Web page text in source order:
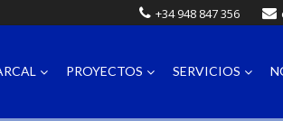
+34 948 847 356
PROYECTOS SERVICIOS